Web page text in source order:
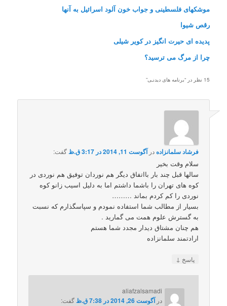
موشکهای فلسطینی و جواب خون آلود اسرائیل به آنها
رقص شیوا‎
‎چرا از مرگ می ترسید؟
15 نظر در “ برنامه های دیدنـی”
فرشاد سلمانزادهدرآگوست 11, 2014 در 3:17 ق.ظ گفت:
سلام وقت بخیر
سالها قبل چند بار بااتفاق دیگر هم نوردان توفیق هم نوردی در
کوه های تهران را باشما داشتم اما به دلیل اسیب زانو کوه
نوردی را کم کردم بماند ………
بسیار از مطالب شما استفاده نمودم و سپاسگذارم که نسبت
به گسترش علوم همت می گمارید .
هم چنان مشتاق دیدار مجدد شما هستم
ارادتمند سلمانزاده
پاسخ ↓
aliafzalsamadi
درآگوست 26, 2014 در 7:38 ق.ظ گفت: